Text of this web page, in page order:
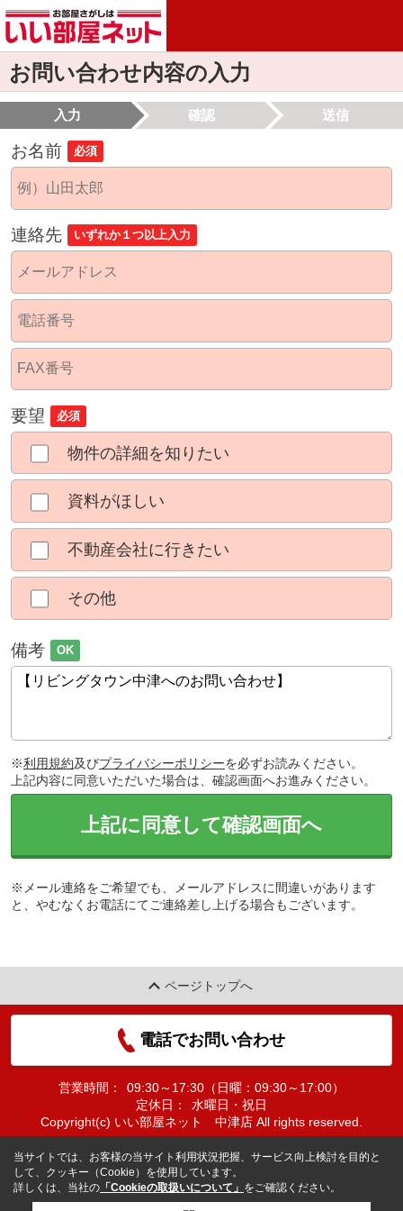
お問い合わせ内容の入力
入力 確認 送信
お名前 必須
連絡先 いずれか１つ以上入力
要望 必須
物件の詳細を知りたい
資料がほしい
不動産会社に行きたい
その他
備考 OK
※利用規約及びプライバシーポリシーを必ずお読みください。
上記内容に同意いただいた場合は、確認画面へお進みください。
上記に同意して確認画面へ
※メール連絡をご希望でも、メールアドレスに間違いがあります
と、やむなくお電話にてご連絡差し上げる場合もございます。
ページトップへ
電話でお問い合わせ
営業時間：
09:30～17:30（日曜：09:30～17:00）
定休日：
水曜日・祝日
Copyright(c) いい部屋ネット 中津店 All rights reserved.
当サイトでは、お客様の当サイト利用状況把握、サービス向上検討を目的と
して、クッキー（Cookie）を使用しています。
詳しくは、当社の 「Cookieの取扱いについて」 をご確認ください。